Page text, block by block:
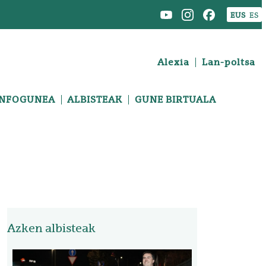
EUS ES
Alexia Lan-poltsa
ALBISTEAK GUNE BIRTUALA
Azken albisteak
Irudia